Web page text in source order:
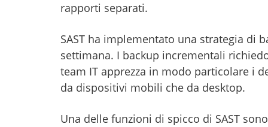
rapporti separati.
SAST ha implementato una strategia di
settimana. I backup incrementali
team IT apprezza in modo particolare i
da dispositivi mobili che da desktop.
Una delle funzioni di spicco di SAST